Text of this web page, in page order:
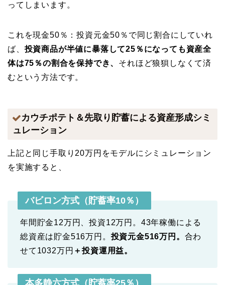
ってしまいます。
これを現金50％：投資元金50％で同じ割合にしていれ
ば、投資商品が半値に暴落して25％になっても資産全
体は75％の割合を保持でき、 それほど狼狽しなくて済
むという方法です。
カウチポテト＆先取り貯蓄による資産形成シミ
ュレーション
上記と同じ手取り20万円をモデルにシミュレーション
を実施すると、
バビロン方式（貯蓄率10％）
年間貯金12万円、投資12万円。43年稼働による
総資産は貯金516万円。投資元金516万円。 合わ
せて1032万円 ＋投資運用益。
本多静六方式（貯蓄率25％）